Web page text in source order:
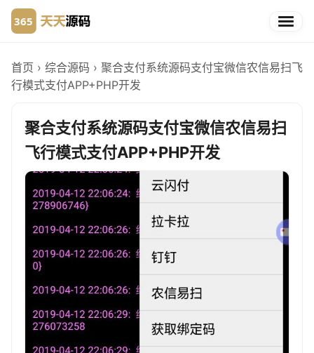
首页 › 综合源码 › 聚合支付系统源码支付宝微信农信易扫飞
行模式支付APP+PHP开发
聚合支付系统源码支付宝微信农信易扫
飞行模式支付APP+PHP开发